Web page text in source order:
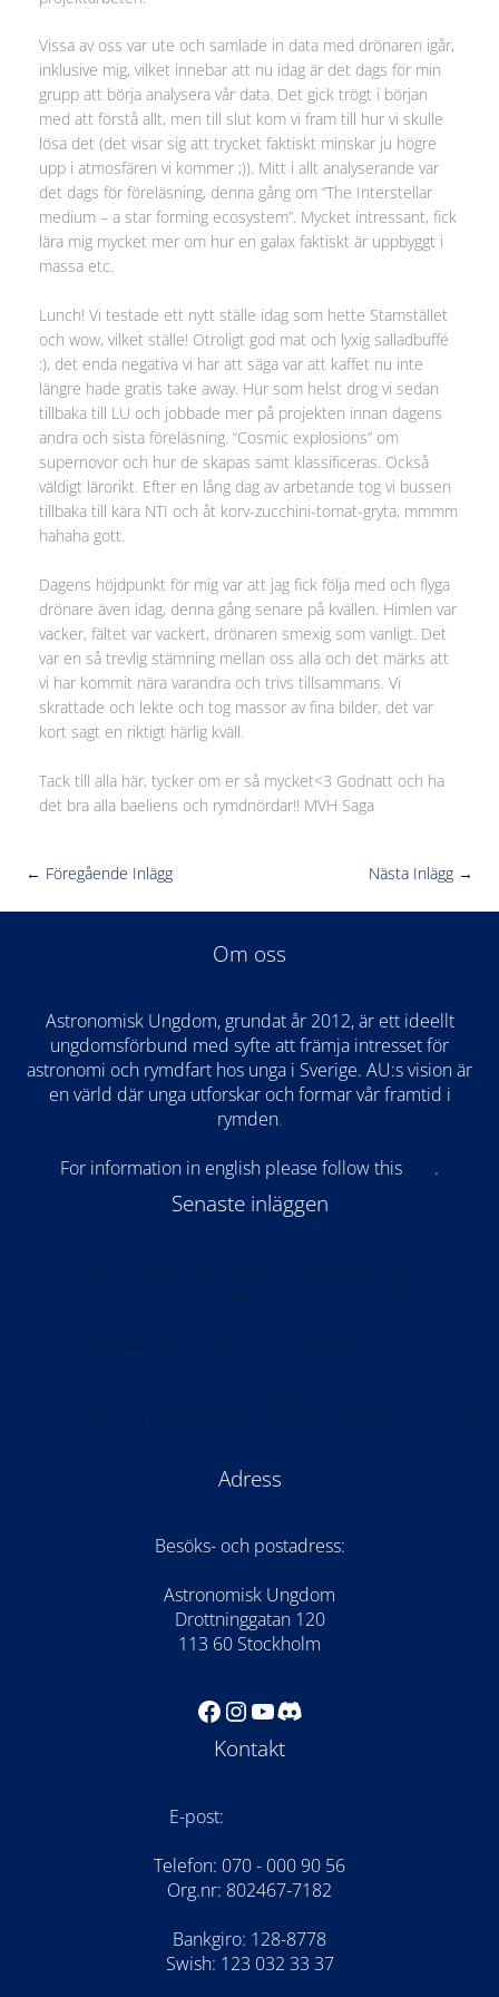
Vissa av oss var ute och samlade in data med drönaren igår,
inklusive mig, vilket innebar att nu idag är det dags för min
grupp att börja analysera vår data. Det gick trögt i början
med att förstå allt, men till slut kom vi fram till hur vi skulle
lösa det (det visar sig att trycket faktiskt minskar ju högre
upp i atmosfären vi kommer ;)). Mitt i allt analyserande var
det dags för föreläsning, denna gång om “The Interstellar
medium – a star forming ecosystem”. Mycket intressant, fick
lära mig mycket mer om hur en galax faktiskt är uppbyggt i
massa etc.
Lunch! Vi testade ett nytt ställe idag som hette Stamstället
och wow, vilket ställe! Otroligt god mat och lyxig salladbuffé
:), det enda negativa vi har att säga var att kaffet nu inte
längre hade gratis take away. Hur som helst drog vi sedan
tillbaka till LU och jobbade mer på projekten innan dagens
andra och sista föreläsning. “Cosmic explosions” om
supernovor och hur de skapas samt klassificeras. Också
väldigt lärorikt. Efter en lång dag av arbetande tog vi bussen
tillbaka till kära NTI och åt korv-zucchini-tomat-gryta, mmmm
hahaha gott.
Dagens höjdpunkt för mig var att jag fick följa med och flyga
drönare även idag, denna gång senare på kvällen. Himlen var
vacker, fältet var vackert, drönaren smexig som vanligt. Det
var en så trevlig stämning mellan oss alla och det märks att
vi har kommit nära varandra och trivs tillsammans. Vi
skrattade och lekte och tog massor av fina bilder, det var
kort sagt en riktigt härlig kväll.
Tack till alla här, tycker om er så mycket<3 Godnatt och ha
det bra alla baeliens och rymdnördar!! MVH Saga
← Föregående Inlägg Nästa Inlägg →
Om oss
Astronomisk Ungdom, grundat år 2012, är ett ideellt
ungdomsförbund med syfte att främja intresset för
astronomi och rymdfart hos unga i Sverige. AU:s vision är
en värld där unga utforskar och formar vår framtid i
rymden.
For information in english please follow this
.
Senaste inläggen
Adress
Besöks- och postadress:
Astronomisk Ungdom
Drottninggatan 120
113 60 Stockholm
Facebook
Instagram
YouTube
Discord
Kontakt
E-post:
Telefon: 070 - 000 90 56
Org.nr: 802467-7182
Bankgiro: 128-8778
Swish: 123 032 33 37